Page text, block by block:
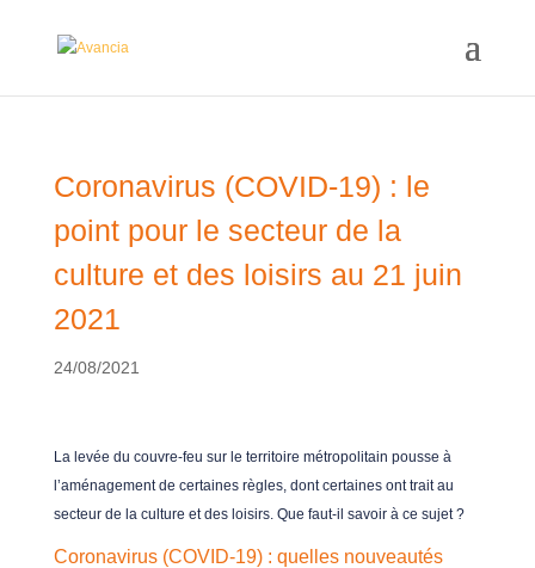
Coronavirus (COVID-19) : le
point pour le secteur de la
culture et des loisirs au 21 juin
2021
24/08/2021
La levée du couvre-feu sur le territoire métropolitain pousse à
l’aménagement de certaines règles, dont certaines ont trait au
secteur de la culture et des loisirs. Que faut-il savoir à ce sujet ?
Coronavirus (COVID-19) : quelles nouveautés